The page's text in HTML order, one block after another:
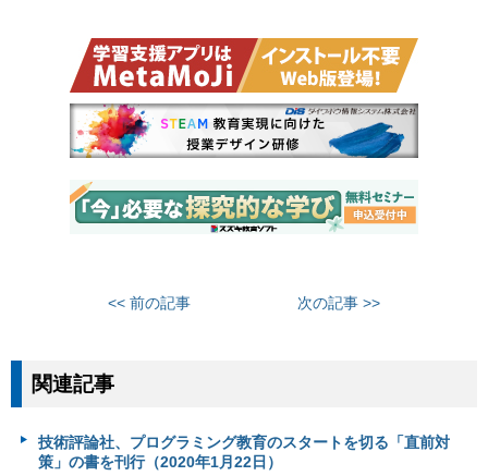
<< 前の記事 次の記事 >>
関連記事
技術評論社、プログラミング教育のスタートを切る「直前対
策」の書を刊行（2020年1月22日）